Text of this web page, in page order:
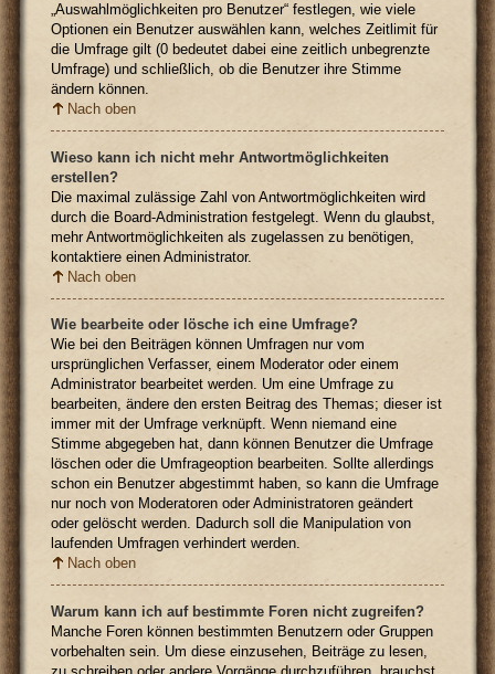
„Auswahlmöglichkeiten pro Benutzer“ festlegen, wie viele
Optionen ein Benutzer auswählen kann, welches Zeitlimit für
die Umfrage gilt (0 bedeutet dabei eine zeitlich unbegrenzte
Umfrage) und schließlich, ob die Benutzer ihre Stimme
ändern können.
Nach oben
Wieso kann ich nicht mehr Antwortmöglichkeiten
erstellen?
Die maximal zulässige Zahl von Antwortmöglichkeiten wird
durch die Board-Administration festgelegt. Wenn du glaubst,
mehr Antwortmöglichkeiten als zugelassen zu benötigen,
kontaktiere einen Administrator.
Nach oben
Wie bearbeite oder lösche ich eine Umfrage?
Wie bei den Beiträgen können Umfragen nur vom
ursprünglichen Verfasser, einem Moderator oder einem
Administrator bearbeitet werden. Um eine Umfrage zu
bearbeiten, ändere den ersten Beitrag des Themas; dieser ist
immer mit der Umfrage verknüpft. Wenn niemand eine
Stimme abgegeben hat, dann können Benutzer die Umfrage
löschen oder die Umfrageoption bearbeiten. Sollte allerdings
schon ein Benutzer abgestimmt haben, so kann die Umfrage
nur noch von Moderatoren oder Administratoren geändert
oder gelöscht werden. Dadurch soll die Manipulation von
laufenden Umfragen verhindert werden.
Nach oben
Warum kann ich auf bestimmte Foren nicht zugreifen?
Manche Foren können bestimmten Benutzern oder Gruppen
vorbehalten sein. Um diese einzusehen, Beiträge zu lesen,